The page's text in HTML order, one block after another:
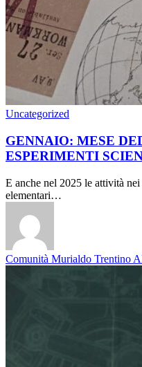
Uncategorized
GENNAIO: MESE
ESPERIMENTI
E anche nel 2025 le attività
elementari…
Comunità Murialdo Trentino